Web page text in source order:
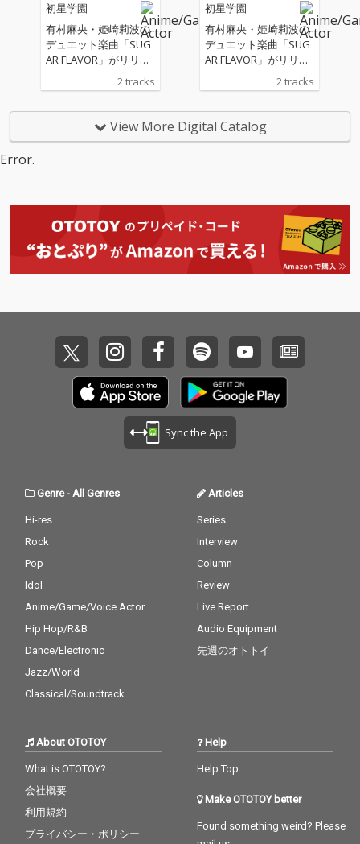
初星学園
有村麻央・姫崎莉波の
デュエット楽曲「SUG
AR FLAVOR」がリリー
2 tracks
初星学園
有村麻央・姫崎莉波の
デュエット楽曲「SUG
AR FLAVOR」がリリー
2 tracks
View More Digital Catalog
Error.
Sync the App
Genre-All Genres
Hi-res
Rock
Pop
Idol
Anime/Game/Voice Actor
Hip Hop/R&B
Dance/Electronic
Jazz/World
Classical/Soundtrack
Articles
Series
Interview
Column
Review
Live Report
Audio Equipment
先週のオトトイ
About OTOTOY
What is OTOTOY?
会社概要
利用規約
プライバシー・ポリシー
Help
Help Top
Make OTOTOY better
Found something weird? Please